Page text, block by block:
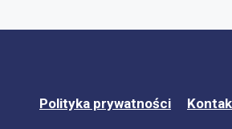
Polityka prywatności